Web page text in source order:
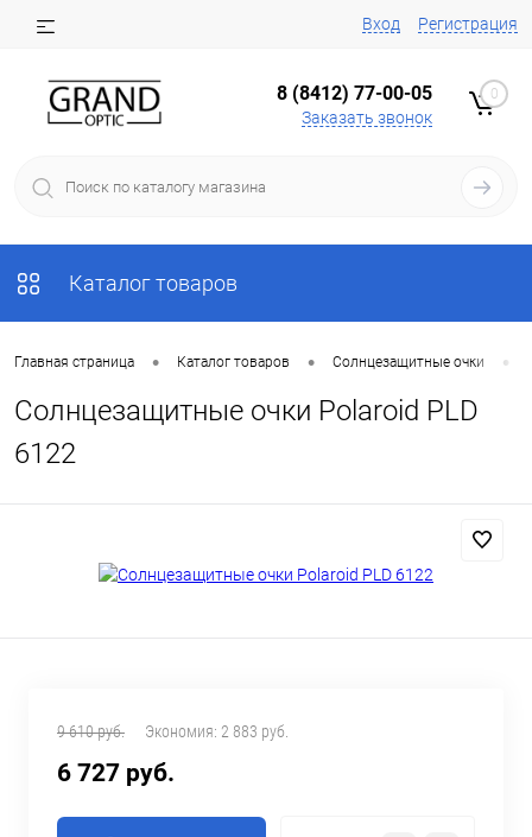
Вход Регистрация
8 (8412) 77-00-05
Заказать звонок
0
Каталог товаров
Главная страница • Каталог товаров • Солнцезащитные очки •
Солнцезащитные очки Polaroid PLD
6122
9 610 руб. Экономия: 2 883 руб.
6 727 руб.